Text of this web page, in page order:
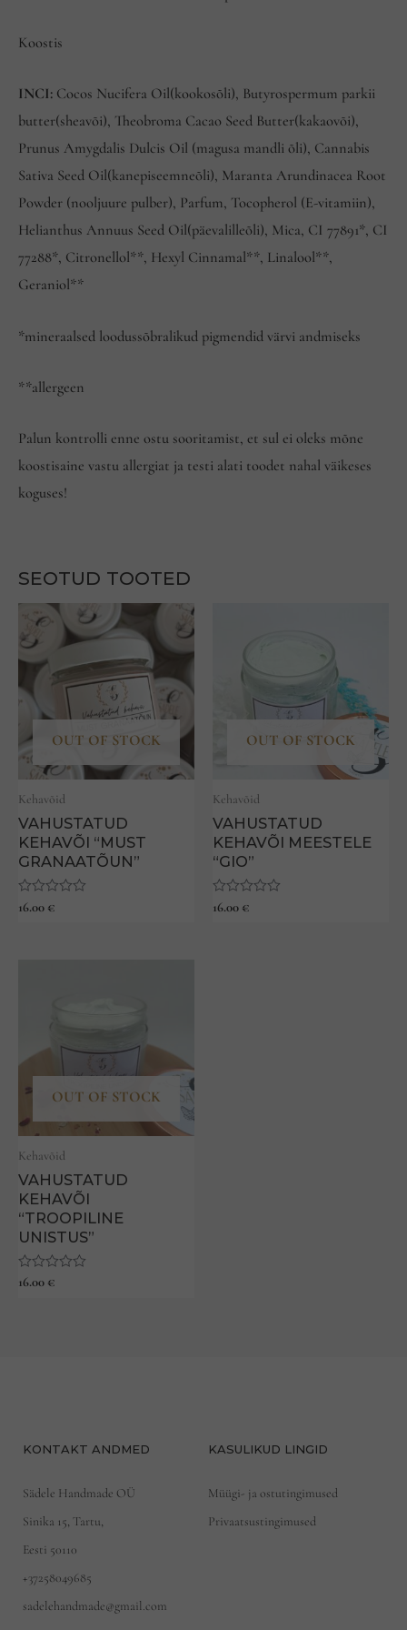
Koostis
INCI: Cocos Nucifera Oil(kookosõli), Butyrospermum parkii
butter(sheavõi), Theobroma Cacao Seed Butter(kakaovõi),
Prunus Amygdalis Dulcis Oil (magusa mandli õli), Cannabis
Sativa Seed Oil(kanepiseemneõli), Maranta Arundinacea Root
Powder (nooljuure pulber), Parfum, Tocopherol (E-vitamiin),
Helianthus Annuus Seed Oil(päevalilleõli), Mica, CI 77891*, CI
77288*, Citronellol**, Hexyl Cinnamal**, Linalool**,
Geraniol**
*mineraalsed loodussõbralikud pigmendid värvi andmiseks
**allergeen
Palun kontrolli enne ostu sooritamist, et sul ei oleks mõne
koostisaine vastu allergiat ja testi alati toodet nahal väikeses
koguses!
SEOTUD TOOTED
OUT OF STOCK
Kehavõid
VAHUSTATUD
KEHAVÕI “MUST
GRANAATÕUN”
Hinnanguga
16.00 €
OUT OF STOCK
Kehavõid
VAHUSTATUD
KEHAVÕI MEESTELE
“GIO”
Hinnanguga
16.00 €
OUT OF STOCK
Kehavõid
VAHUSTATUD
KEHAVÕI
“TROOPILINE
UNISTUS”
Hinnanguga
16.00 €
KONTAKT ANDMED
Sädele Handmade OÜ
Sinika 15, Tartu,
Eesti 50110
+37258049685
sadelehandmade@gmail.com
KASULIKUD LINGID
Müügi- ja ostutingimused
Privaatsustingimused